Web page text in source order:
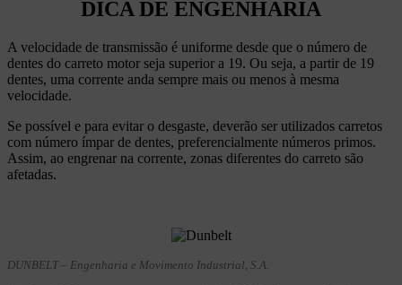
DICA DE ENGENHARIA
A velocidade de transmissão é uniforme desde que o número de
dentes do carreto motor seja superior a 19. Ou seja, a partir de 19
dentes, uma corrente anda sempre mais ou menos à mesma
velocidade.
Se possível e para evitar o desgaste, deverão ser utilizados carretos
com número ímpar de dentes, preferencialmente números primos.
Assim, ao engrenar na corrente, zonas diferentes do carreto são
afetadas.
DUNBELT – Engenharia e Movimento Industrial, S.A.